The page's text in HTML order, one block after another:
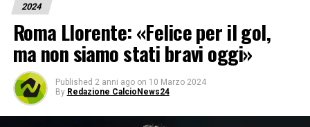
2024
Roma Llorente: «Felice per il gol,
ma non siamo stati bravi oggi»
Published 2 anni ago on 10 Marzo 2024
By Redazione CalcioNews24